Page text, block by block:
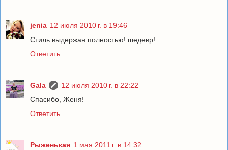
jenia 12 июля 2010 г. в 19:46
Стиль выдержан полностью! шедевр!
Ответить
Gala
12 июля 2010 г. в 22:22
Спасибо, Женя!
Ответить
Рыженькая 1 мая 2011 г. в 14:32